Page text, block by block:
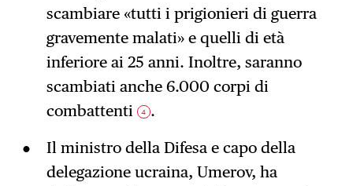
scambiare «tutti i prigionieri di guerra
gravemente malati» e quelli di età
inferiore ai 25 anni. Inoltre, saranno
scambiati anche 6.000 corpi di
combattenti
4 .
Il ministro della Difesa e capo della
delegazione ucraina, Umerov, ha